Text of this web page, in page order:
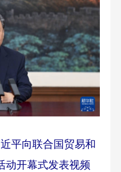
平向联合国贸易和
动开幕式发表视频